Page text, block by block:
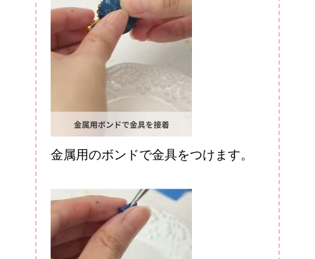
金属用のボンドで金具をつけます。